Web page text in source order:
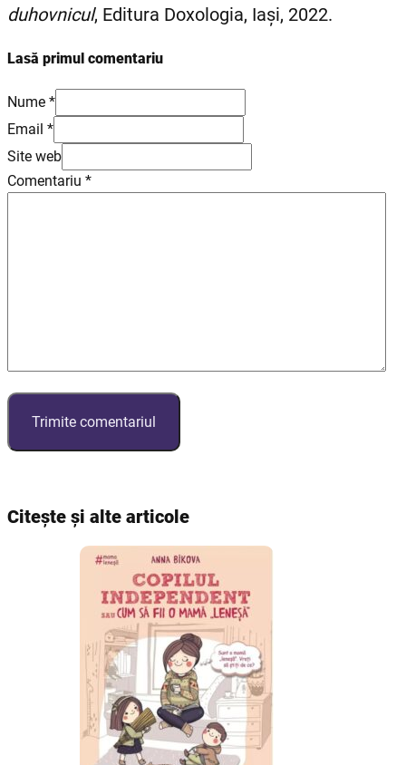
duhovnicul, Editura Doxologia, Iași, 2022.
Lasă primul comentariu
Nume *
Email *
Site web
Comentariu *
Citește și alte articole